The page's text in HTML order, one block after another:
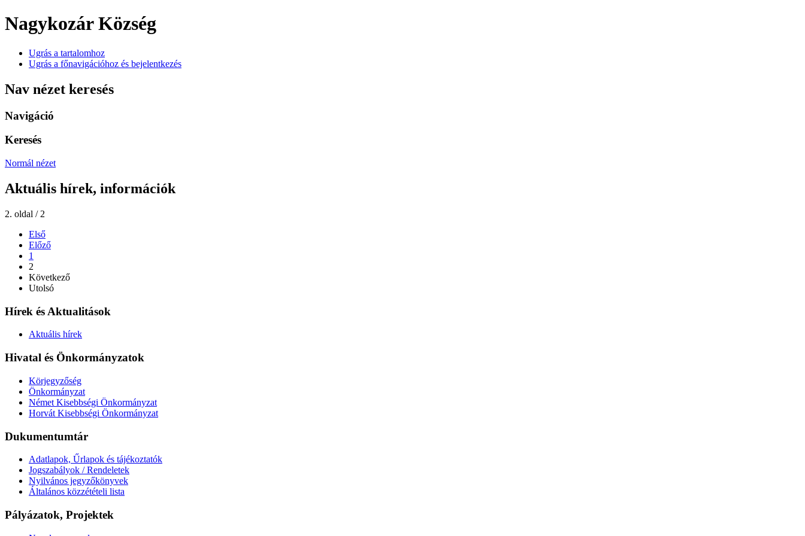
Nagykozár Község
Ugrás a tartalomhoz
Ugrás a főnavigációhoz és bejelentkezés
Nav nézet keresés
Navigáció
Keresés
Normál nézet
Aktuális hírek, információk
2. oldal / 2
Első
Előző
1
2
Következő
Utolsó
Hírek és Aktualitások
Aktuális hírek
Hivatal és Önkormányzatok
Körjegyzőség
Önkormányzat
Német Kisebbségi Önkormányzat
Horvát Kisebbségi Önkormányzat
Dukumentumtár
Adatlapok, Űrlapok és tájékoztatók
Jogszabályok / Rendeletek
Nyilvános jegyzőkönyvek
Általános közzétételi lista
Pályázatok, Projektek